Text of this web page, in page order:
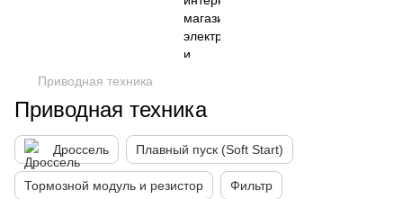
Приводная техника
Приводная техника
Дроссель Плавный пуск (Soft Start)
Тормозной модуль и резистор Фильтр